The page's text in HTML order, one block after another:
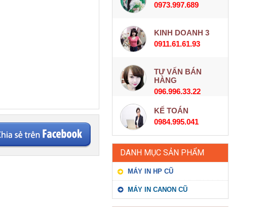
0973.997.689
KINH DOANH 3
0911.61.61.93
TƯ VẤN BÁN
HÀNG
096.996.33.22
KẾ TOÁN
0984.995.041
DANH MỤC SẢN PHẨM
MÁY IN HP CŨ
MÁY IN CANON CŨ